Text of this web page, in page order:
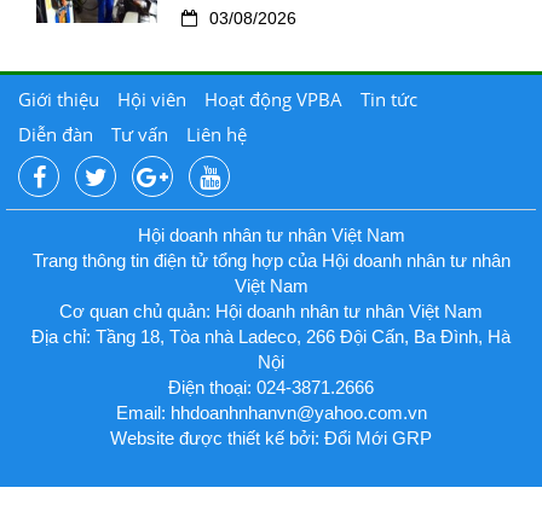
03/08/2026
Giới thiệu Hội viên Hoạt động VPBA
Tin tức
Diễn đàn
Tư vấn Liên hệ
Hội doanh nhân tư nhân Việt Nam
Trang thông tin điện tử tổng hợp của Hội doanh nhân tư nhân
Việt Nam
Cơ quan chủ quản: Hội doanh nhân tư nhân Việt Nam
Địa chỉ: Tầng 18, Tòa nhà Ladeco, 266 Đội Cấn, Ba Đình, Hà
Nội
Điện thoại: 024-3871.2666
Email: hhdoanhnhanvn@yahoo.com.vn
Website được thiết kế bởi: Đổi Mới GRP